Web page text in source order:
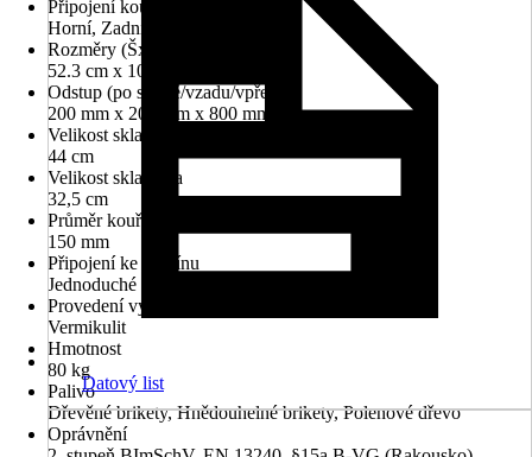
Připojení kouřovodu
Horní, Zadní
Rozměry (ŠxVxH)
52.3 cm x 105.9 cm x 39.3 cm
Odstup (po straně/vzadu/vpředu)
200 mm x 200 mm x 800 mm
Velikost skla výška
44 cm
Velikost skla šířka
32,5 cm
Průměr kouřovodu
150 mm
Připojení ke komínu
Jednoduché připojení
Provedení vyzdívky
Vermikulit
Hmotnost
80 kg
Palivo
Dřevěné brikety, Hnědouhelné brikety, Polenové dřevo
Oprávnění
Datový list